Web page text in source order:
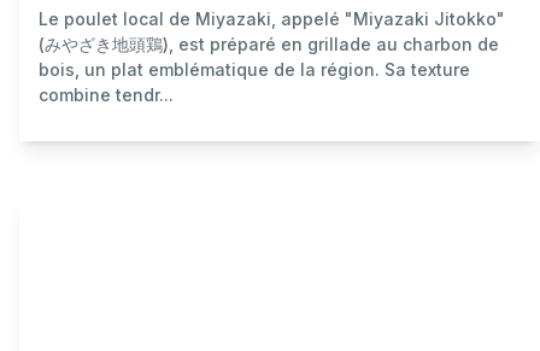
Le poulet local de Miyazaki, appelé "Miyazaki Jitokko"
(みやざき地頭鶏), est préparé en grillade au charbon de
bois, un plat emblématique de la région. Sa texture
combine tendr...